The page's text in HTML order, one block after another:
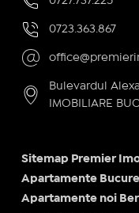
0723.363.867
Bulevardul
IMOBILIARE
Sitemap Premier
Apartamente
Apartamente noi